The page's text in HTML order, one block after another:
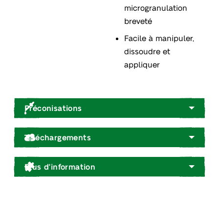
microgranulation
breveté
Facile à manipuler,
dissoudre et
appliquer
Préconisations
Téléchargements
Plus d'information